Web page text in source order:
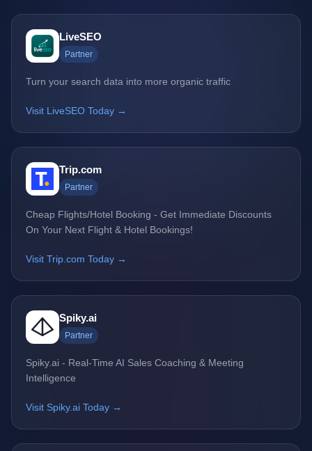
LiveSEO
Partner
Turn your search data into more organic traffic
Visit LiveSEO Today →
Trip.com
Partner
Cheap Flights/Hotel Booking - Get Immediate Discounts
On Your Next Flight & Hotel Bookings!
Visit Trip.com Today →
Spiky.ai
Partner
Spiky.ai - Real-Time AI Sales Coaching & Meeting
Intelligence
Visit Spiky.ai Today →